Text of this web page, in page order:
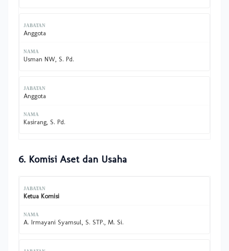
Anggota
Usman NW, S. Pd.
Anggota
Kasirang, S. Pd.
6. Komisi Aset dan Usaha
Ketua Komisi
A. Irmayani Syamsul, S. STP., M. Si.